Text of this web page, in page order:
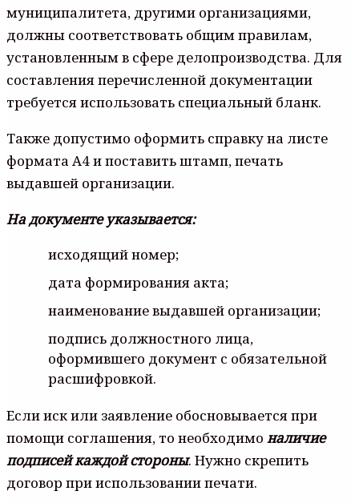
муниципалитета, другими организациями,
должны соответствовать общим правилам,
установленным в сфере делопроизводства. Для
составления перечисленной документации
требуется использовать специальный бланк.
Также допустимо оформить справку на листе
формата А4 и поставить штамп, печать
выдавшей организации.
На документе указывается:
исходящий номер;
дата формирования акта;
наименование выдавшей организации;
подпись должностного лица,
оформившего документ с обязательной
расшифровкой.
Если иск или заявление обосновывается при
помощи соглашения, то необходимо наличие
подписей каждой стороны. Нужно скрепить
договор при использовании печати.